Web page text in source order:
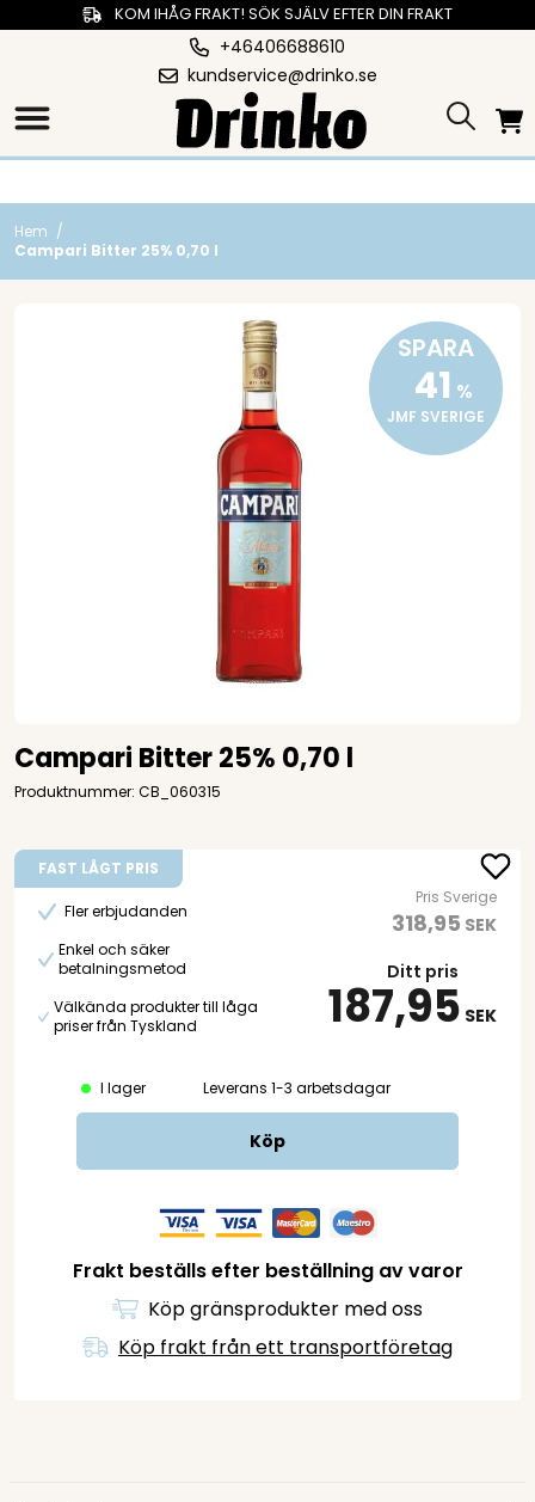
KOM IHÅG FRAKT! SÖK SJÄLV EFTER DIN FRAKT
+46406688610
kundservice@drinko.se
Hem /
Campari Bitter 25% 0,70 l
SPARA
41 %
JMF SVERIGE
Campari Bitter 25% 0,70 l
Produktnummer: CB_060315
FAST LÅGT PRIS
Fler erbjudanden
Enkel och säker
betalningsmetod
Välkända produkter till låga
priser från Tyskland
Pris Sverige
318,95 SEK
Ditt pris
187,95 SEK
I lager Leverans 1-3 arbetsdagar
Köp
Frakt beställs efter beställning av varor
Köp gränsprodukter med oss
Köp frakt från ett transportföretag